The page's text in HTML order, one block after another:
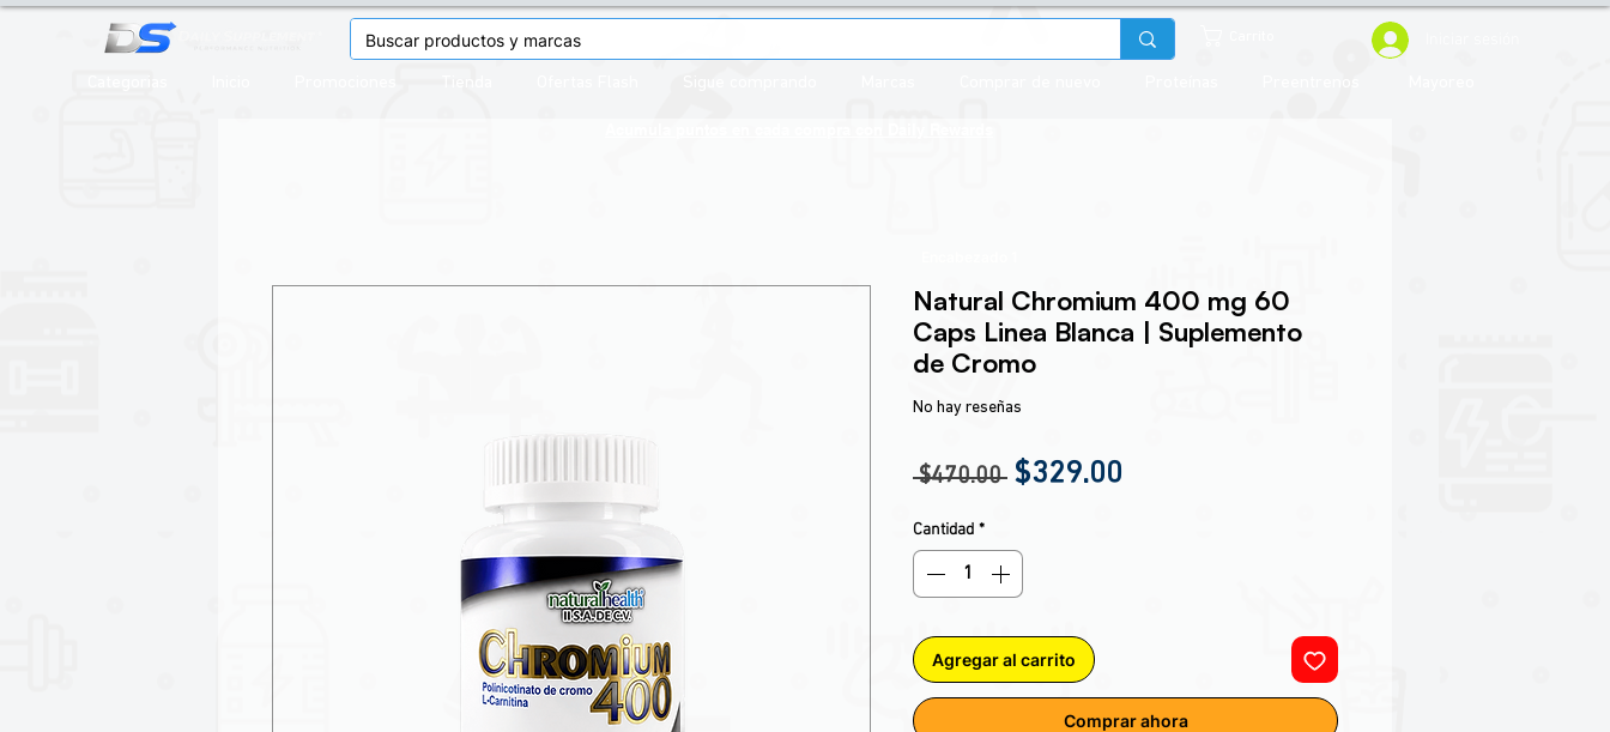
Natural Chromium 400 mg 60
Caps Linea Blanca | Suplemento
de Cromo
No hay reseñas
$470.00 Precio
$329.00
Cantidad *
Agregar al carrito
Comprar ahora